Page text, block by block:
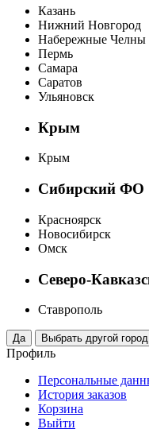
Казань
Нижний Новгород
Набережные Челны
Пермь
Самара
Саратов
Ульяновск
Крым
Крым
Сибирский ФО
Красноярск
Новосибирск
Омск
Северо-
Ставрополь
Профиль
Персональные
История заказов
Корзина
Выйти